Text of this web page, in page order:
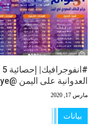
العدوانية على اليمن @lcrdye
مارس 17, 2020
بيانات